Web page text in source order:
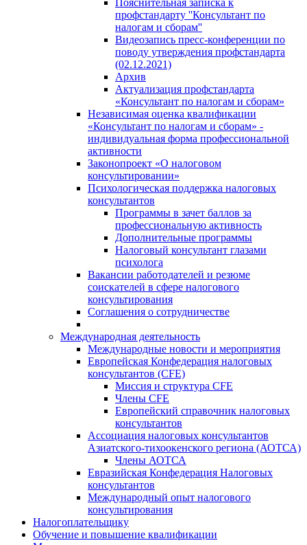
Пояснительная записка к
профстандарту ''Консультант по
налогам и сборам''
Видеозапись пресс-конференции по
поводу утверждения профстандарта
(02.12.2021)
Архив
Актуализация профстандарта
«Консультант по налогам и сборам»
Независимая оценка квалификации
«Консультант по налогам и сборам» -
индивидуальная форма профессиональной
активности
Законопроект «О налоговом
консультировании»
Психологическая поддержка налоговых
консультантов
Программы в зачет баллов за
профессиональную активность
Дополнительные программы
Налоговый консультант глазами
психолога
Вакансии работодателей и резюме
соискателей в сфере налогового
консультирования
Соглашения о сотрудничестве
Международная деятельность
Международные новости и мероприятия
Европейская Конфедерация налоговых
консультантов (CFE)
Миссия и структура CFE
Члены CFE
Европейский справочник налоговых
консультантов
Ассоциация налоговых консультантов
Азиатского-тихоокенского региона (АОТСА)
Члены АОТСА
Евразийская Конфедерация Налоговых
консультантов
Международный опыт налогового
консультирования
Налогоплательщику
Обучение и повышение квалификации